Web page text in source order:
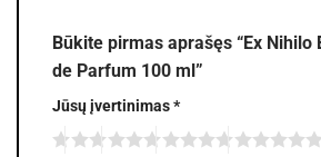
Būkite pirmas aprašęs “Ex Nihilo
de Parfum 100 ml”
Jūsų įvertinimas*